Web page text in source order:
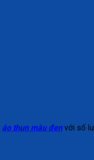
áo thun màu đenvới số